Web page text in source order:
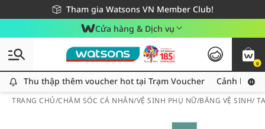
Tham gia Watsons VN Member Club!
Miễn phí giao hàng cho đơn hàng từ 249,000Đ
Giao hàng nhanh 24h - Áp dụng khu vực TP. Hồ Chí Minh
Cửa hàng & Dịch vụ
0
Thu thập thêm voucher hot tại Trạm Voucher
Thu thập thêm voucher hot tại Trạm Voucher Cảnh báo
TRANG CHỦ/CHĂM SÓC CÁ NHÂN/VỆ SINH PHỤ NỮ/BĂNG VỆ SINH/